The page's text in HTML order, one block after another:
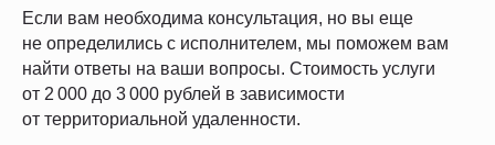
Если вам необходима консультация, но вы еще
не определились с исполнителем, мы поможем вам
найти ответы на ваши вопросы. Стоимость услуги
от 2 000 до 3 000 рублей в зависимости
от территориальной удаленности.